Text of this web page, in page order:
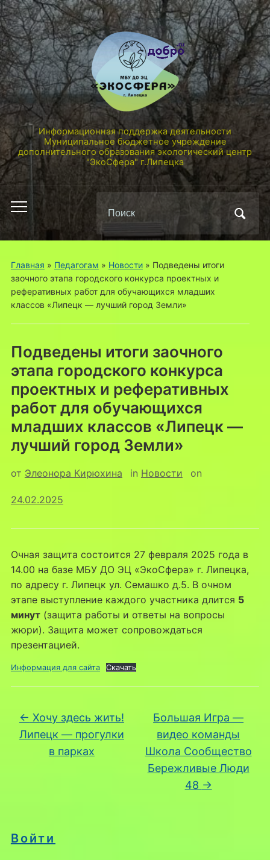
Информационная поддержка деятельности
Муниципальное бюджетное учреждение
дополнительного образования экологический центр
"ЭкоСфера" г.Липецка
Переключить
мобильное
меню
Поиск
по:
Главная » Педагогам » Новости» Подведены итоги
заочного этапа городского конкурса проектных и
реферативных работ для обучающихся младших
классов «Липецк — лучший город Земли»
Войти
Подведены итоги заочного
этапа городского конкурса
проектных и реферативных
работ для обучающихся
младших классов «Липецк —
лучший город Земли»
от Элеонора Кирюхина in Новости on
24.02.2025
Очная защита состоится 27 февраля 2025 года в
14.00 на базе МБУ ДО ЭЦ «ЭкоСфера» г. Липецка,
по адресу г. Липецк ул. Семашко д.5. В очном
этапе выступление каждого участника длится 5
минут(защита работы и ответы на вопросы
жюри). Защита может сопровождаться
презентацией.
Информация для сайта Скачать
← Хочу здесь жить!
Липецк — прогулки
в парках
Большая Игра —
видео команды
Школа Сообщество
Бережливые Люди
48 →